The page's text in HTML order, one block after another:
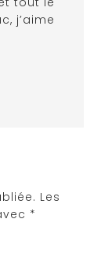
j’aime
Les
*